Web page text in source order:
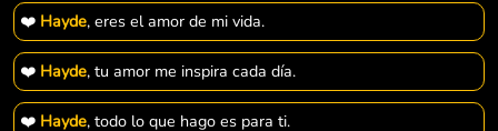
❤️ Hayde, eres el amor de mi vida.
❤️ Hayde, tu amor me inspira cada día.
❤️ Hayde, todo lo que hago es para ti.